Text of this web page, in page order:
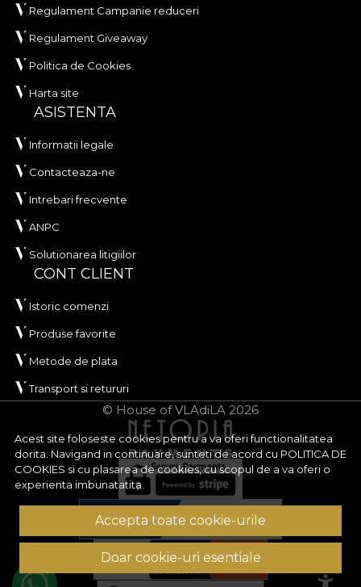
Acest site foloseste cookies pentru a va oferi functionalitatea
dorita. Navigand in continuare, sunteti de acord cu POLITICA DE
COOKIES si cu plasarea de cookies, cu scopul de a va oferi o
experienta imbunatatita.
Accepta toate cookie-urile
Doar cookie-uri esentiale
Regulament Campanie reduceri
Regulament Giveaway
Politica de Cookies
Harta site
ASISTENTA
Informatii legale
Contacteaza-ne
Intrebari frecvente
ANPC
Solutionarea litigiilor
CONT CLIENT
Istoric comenzi
Produse favorite
Metode de plata
Transport si retururi
© House of VLAdiLA 2026